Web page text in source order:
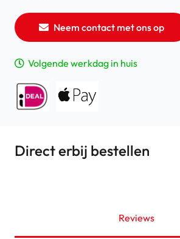
Neem contact met ons op
Volgende werkdag in huis
Direct erbij bestellen
Reviews